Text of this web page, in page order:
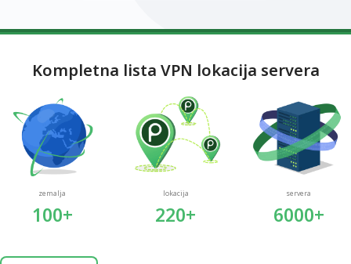
Kompletna lista VPN lokacija servera
zemalja
100+
lokacija
220+
servera
6000+